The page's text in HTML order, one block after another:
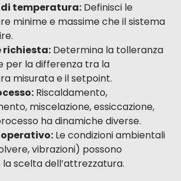
temperatura: Definisci le
minime e massime che il sistema
richiesta: Determina la tolleranza
per la differenza tra la
misurata e il setpoint.
Riscaldamento,
miscelazione, essiccazione,
ha dinamiche diverse.
Le condizioni ambientali
vibrazioni) possono
scelta dell’attrezzatura.